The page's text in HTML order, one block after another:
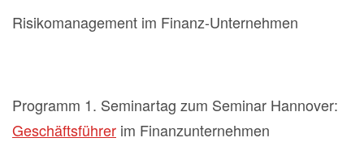
Risikomanagement im Finanz-Unternehmen
Programm 1. Seminartag zum Seminar Hannover:
Geschäftsführer im Finanzunternehmen